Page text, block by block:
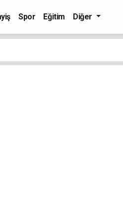
Spor Eğitim Diğer